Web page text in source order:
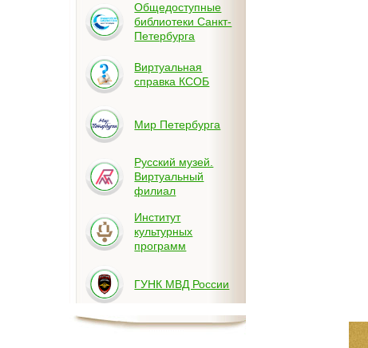
Общедоступные
библиотеки Санкт-
Петербурга
Виртуальная
справка КСОБ
Мир Петербурга
Русский музей.
Виртуальный
филиал
Институт
культурных
программ
ГУНК МВД России